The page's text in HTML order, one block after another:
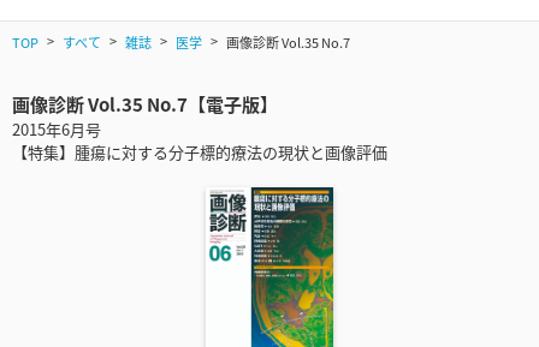
TOP すべて 雑誌 医学 画像診断 Vol.35 No.7
画像診断 Vol.35 No.7【電子版】
2015年6月号
【特集】腫瘍に対する分子標的療法の現状と画像評価